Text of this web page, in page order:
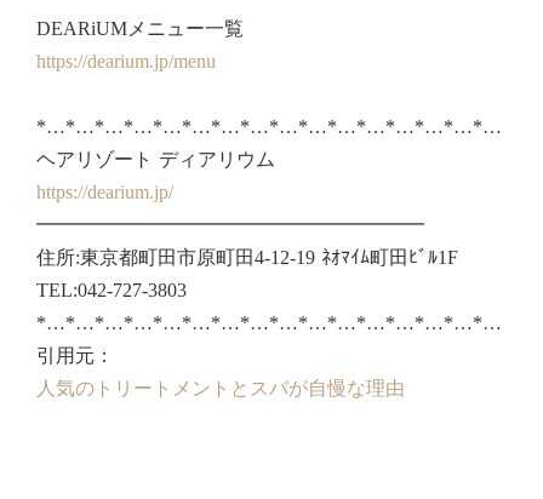
DEARiUMメニュー一覧
https://dearium.jp/menu
*…*…*…*…*…*…*…*…*…*…*…*…*…*…*…*…
ヘアリゾート ディアリウム
https://dearium.jp/
━━━━━━━━━━━━━━━━━━━━
住所:東京都町田市原町田4-12-19 ﾈｵﾏｲﾑ町田ﾋﾞﾙ1F
TEL:042-727-3803
*…*…*…*…*…*…*…*…*…*…*…*…*…*…*…*…
引用元：
人気のトリートメントとスパが自慢な理由